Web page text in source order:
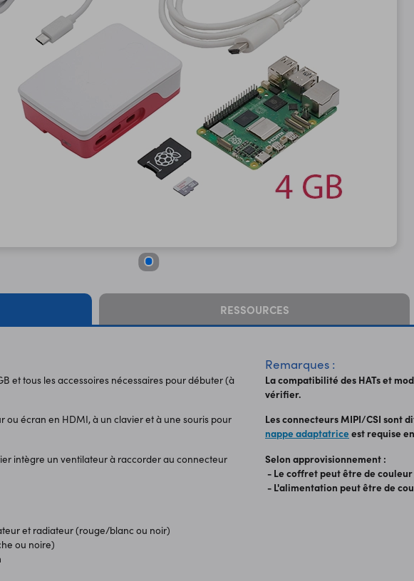
RESSOURCES
et tous les accessoires nécessaires pour débuter (à
écran en HDMI, à un clavier et à une souris pour
intègre un ventilateur à raccorder au connecteur
et radiateur (rouge/blanc ou noir)
ou noire)
Remarques :
La compatibilité des HATs et
vérifier.
​Les connecteurs MIPI/CSI sont
nappe adaptatrice est requise
Selon approvisionnement :
- Le coffret peut être de
- L'alimentation peut être de